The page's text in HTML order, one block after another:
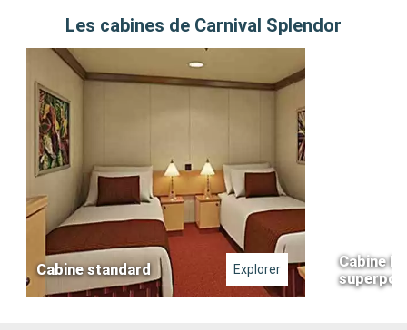
Les cabines de Carnival Splendor
Cabine standard Explorer
Cabine